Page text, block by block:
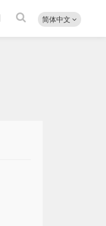
简体中文